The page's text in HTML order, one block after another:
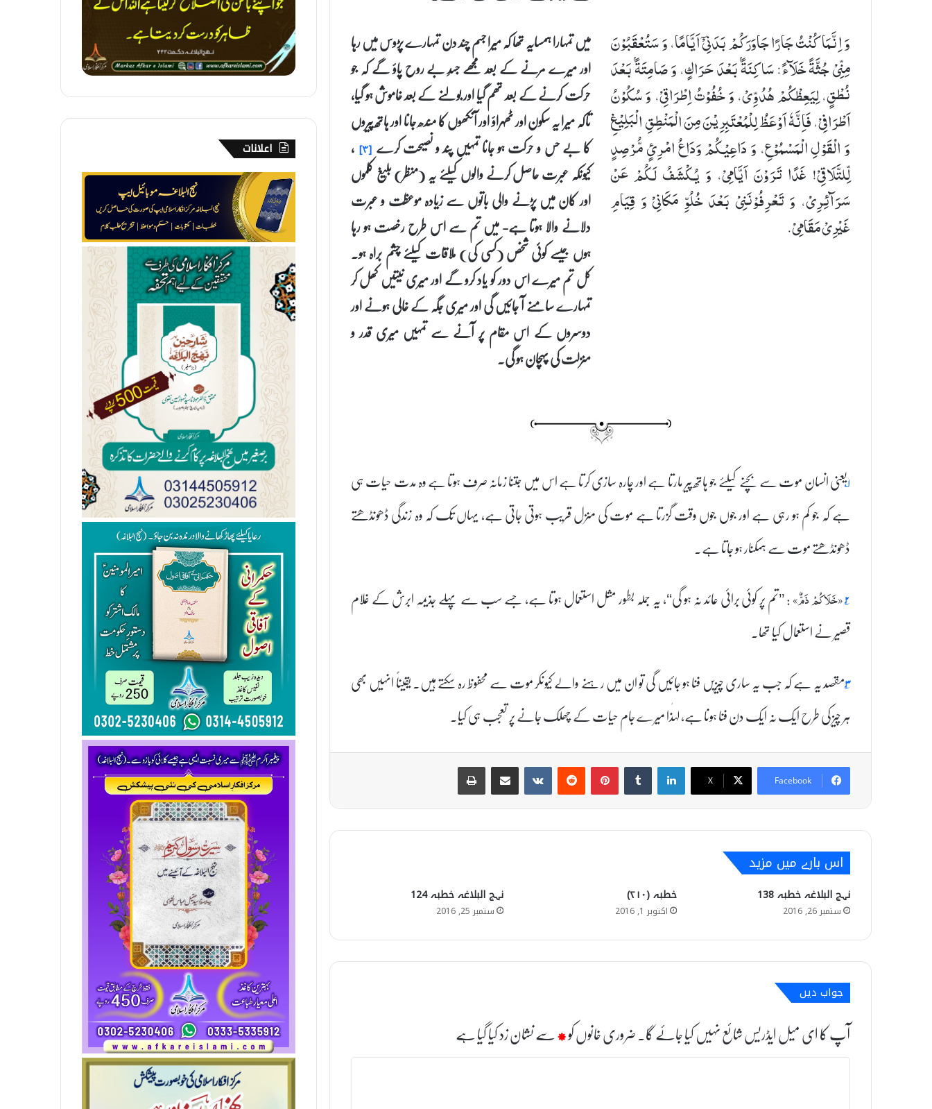
وَ اِنَّمَا كُنْتُ جَارًا جَاوَرَكُمْ بَدَنِیْۤ اَیَّامًا، وَ سَتُعْقَبُوْنَ
مِنِّیْ جُثَّةً خَلَآءً: سَاكِنَةًۢ بَعْدَ حَرَاكٍ، وَ صَامِتَةًۢ بَعْدَ
نُطْقٍ، لِیَعِظْكُمْ هُدُوِّیْ، وَ خُفُوْتُ اِطْرَاقِیْ، وَ سُكُوْنُ
اَطْرَافِیْ، فَاِنَّهٗ اَوْعَظُ لِلْمُعْتَبِرِیْنَ مِنَ الْمَنْطِقِ الْبَلِیْغِ
وَ الْقَوْلِ الْمَسْمُوْعِ، وَ دَاعِیْكُمْ وَدَاعُ امْرِئٍ مُّرْصِدٍ
لِّلتَّلَاقِیْ! غَدًا تَرَوْنَ اَیَّامِیْ، وَ یُكْشَفُ لَكُمْ عَنْ
سَرَآئِرِیْ، وَ تَعْرِفُوْنَنِیْ بَعْدَ خُلُوِّ مَكَانِیْ وَ قِیَامِ
غَیْرِیْ مَقَامِیْ.
میں تمہارا ہمسایہ تھا کہ میرا جسم چند دن تمہارے پڑوس میں رہا
اور میرے مرنے کے بعد مجھے جسدِ بے روح پاؤ گے کہ جو
حرکت کرنے کے بعد تھم گیا اور بولنے کے بعد خاموش ہو گیا،
تاکہ میرا یہ سکون اور ٹھہراؤ اور آنکھوں کا مندھ جانا اور ہاتھ پیروں
کا بے حس و حرکت ہو جانا تمہیں پند و نصیحت کرے[۳] ،
کیونکہ عبرت حاصل کرنے والوں کیلئے یہ (منظر) بلیغ کلموں
اور کان میں پڑنے والی باتوں سے زیادہ موعظت و عبرت
دلانے والا ہوتا ہے- میں تم سے اس طرح رخصت ہو رہا
ہوں جیسے کوئی شخص (کسی کی) ملاقات کیلئے چشم براہ ہو۔
کل تم میرے اس دور کو یاد کرو گے اور میری نیتیں کھل کر
تمہارے سامنے آ جائیں گی اور میری جگہ کے خالی ہونے اور
دوسروں کے اس مقام پر آنے سے تمہیں میری قدر و
منزلت کی پہچان ہو گی۔
۱؂یعنی انسان موت سے بچنے کیلئے جو ہاتھ پیر مارتا ہے اور چارہ سازی کرتا ہے اس میں جتنا زمانہ صرف ہوتا ہے وہ مدت حیات ہی
ہے کہ جو کم ہو رہی ہے اور جوں جوں وقت گزرتا ہے موت کی منزل قریب ہوتی جاتی ہے، یہاں تک کہ وہ زندگی ڈھونڈھتے
ڈھونڈھتے موت سے ہمکنار ہو جاتا ہے۔
۲؂«خَلَاكُمْ ذَمٌّ»: ’’تم پر کوئی برائی عائد نہ ہو گی‘‘، یہ جملہ بطور مثل استعمال ہوتا ہے، جسے سب سے پہلے جذیمہ ابرش کے غلام
قصیر نے استعمال کیا تھا۔
۳؂مقصد یہ ہے کہ جب یہ ساری چیزیں فنا ہو جائیں گی تو ان میں رہنے والے کیونکر موت سے محفوظ رہ سکتے ہیں۔ یقیناً انہیں بھی
ہر چیز کی طرح ایک نہ ایک دن فنا ہونا ہے، لہٰذا میرے جام حیات کے چھلک جانے پر تعجب ہی کیا۔
Facebook
X
اس بارے میں مزید
نہج البلاغہ خطبہ 138
ستمبر 26, 2016
خطبہ (۲۱۰)
اکتوبر 1, 2016
نہج البلاغہ خطبہ 124
ستمبر 25, 2016
جواب دیں
آپ کا ای میل ایڈریس شائع نہیں کیا جائے گا۔ضروری خانوں کو*سے نشان زد کیا گیا ہے
ت
ا
ح
ا
اعلانات